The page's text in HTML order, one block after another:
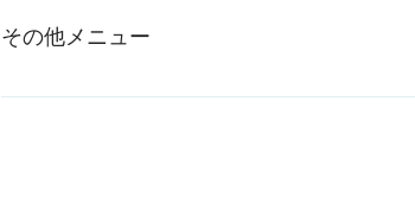
その他メニュー
その他メニューも取り揃えております。 着付け シ